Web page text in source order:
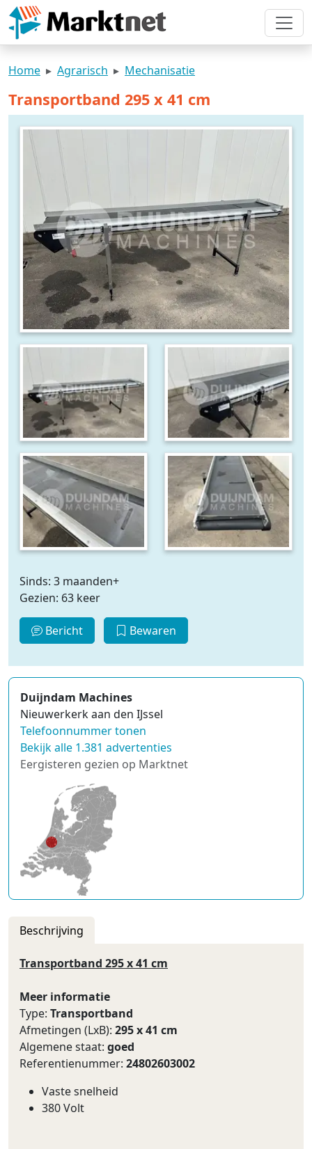
Home Agrarisch Mechanisatie
Transportband 295 x 41 cm
Sinds: 3 maanden+
Gezien: 63 keer
Bericht Bewaren
Duijndam Machines
Nieuwerkerk aan den IJssel
Telefoonnummer tonen
Bekijk alle 1.381 advertenties
Eergisteren gezien op Marktnet
Beschrijving
Transportband 295 x 41 cm
Meer informatie
Type: Transportband
Afmetingen (LxB): 295 x 41 cm
Algemene staat: goed
Referentienummer: 24802603002
Vaste snelheid
380 Volt